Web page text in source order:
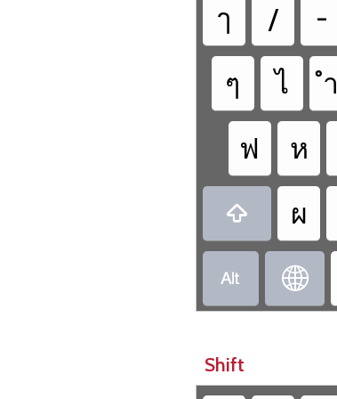
ๅ / -
ๆ ไ ำ
ฟ
ห
 ผ
 
Shift